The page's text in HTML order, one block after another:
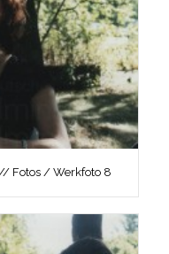
// Fotos / Werkfoto 8